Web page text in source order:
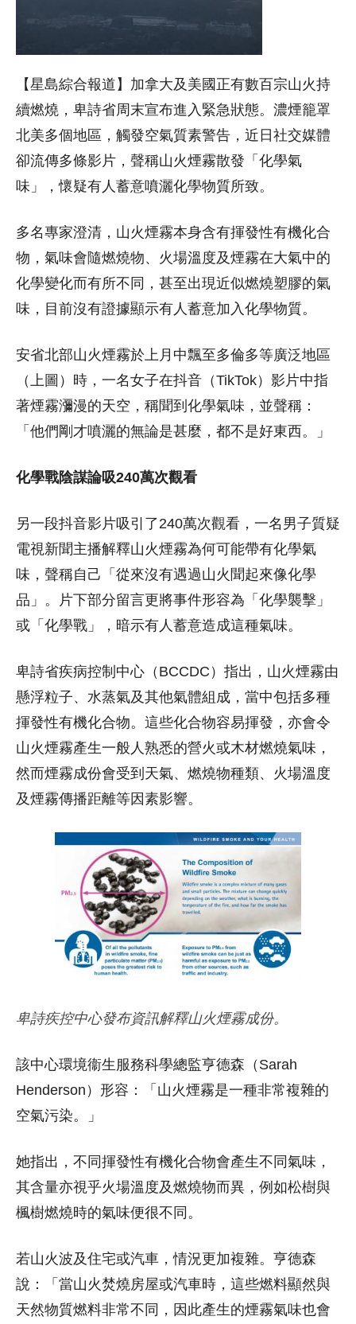
【星島綜合報道】加拿大及美國正有數百宗山火持
續燃燒，卑詩省周末宣布進入緊急狀態。濃煙籠罩
北美多個地區，觸發空氣質素警告，近日社交媒體
卻流傳多條影片，聲稱山火煙霧散發「化學氣
味」，懷疑有人蓄意噴灑化學物質所致。
多名專家澄清，山火煙霧本身含有揮發性有機化合
物，氣味會隨燃燒物、火場溫度及煙霧在大氣中的
化學變化而有所不同，甚至出現近似燃燒塑膠的氣
味，目前沒有證據顯示有人蓄意加入化學物質。
安省北部山火煙霧於上月中飄至多倫多等廣泛地區
（上圖）時，一名女子在抖音（TikTok）影片中指
著煙霧瀰漫的天空，稱聞到化學氣味，並聲稱：
「他們剛才噴灑的無論是甚麼，都不是好東西。」
化學戰陰謀論吸240萬次觀看
另一段抖音影片吸引了240萬次觀看，一名男子質疑
電視新聞主播解釋山火煙霧為何可能帶有化學氣
味，聲稱自己「從來沒有遇過山火聞起來像化學
品」。片下部分留言更將事件形容為「化學襲擊」
或「化學戰」，暗示有人蓄意造成這種氣味。
卑詩省疾病控制中心（BCCDC）指出，山火煙霧由
懸浮粒子、水蒸氣及其他氣體組成，當中包括多種
揮發性有機化合物。這些化合物容易揮發，亦會令
山火煙霧產生一般人熟悉的營火或木材燃燒氣味，
然而煙霧成份會受到天氣、燃燒物種類、火場溫度
及煙霧傳播距離等因素影響。
卑詩疾控中心發布資訊解釋山火煙霧成份。
該中心環境衞生服務科學總監亨德森（Sarah
Henderson）形容：「山火煙霧是一種非常複雜的
空氣污染。」
她指出，不同揮發性有機化合物會產生不同氣味，
其含量亦視乎火場溫度及燃燒物而異，例如松樹與
楓樹燃燒時的氣味便很不同。
若山火波及住宅或汽車，情況更加複雜。亨德森
說：「當山火焚燒房屋或汽車時，這些燃料顯然與
天然物質燃料非常不同，因此產生的煙霧氣味也會